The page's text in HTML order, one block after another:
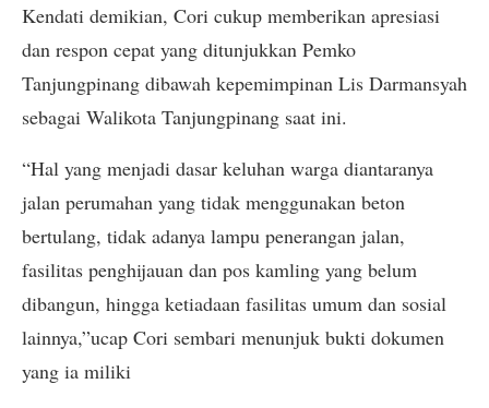
Kendati demikian, Cori cukup memberikan apresiasi
dan respon cepat yang ditunjukkan Pemko
Tanjungpinang dibawah kepemimpinan Lis Darmansyah
sebagai Walikota Tanjungpinang saat ini.
“Hal yang menjadi dasar keluhan warga diantaranya
jalan perumahan yang tidak menggunakan beton
bertulang, tidak adanya lampu penerangan jalan,
fasilitas penghijauan dan pos kamling yang belum
dibangun, hingga ketiadaan fasilitas umum dan sosial
lainnya,”ucap Cori sembari menunjuk bukti dokumen
yang ia miliki